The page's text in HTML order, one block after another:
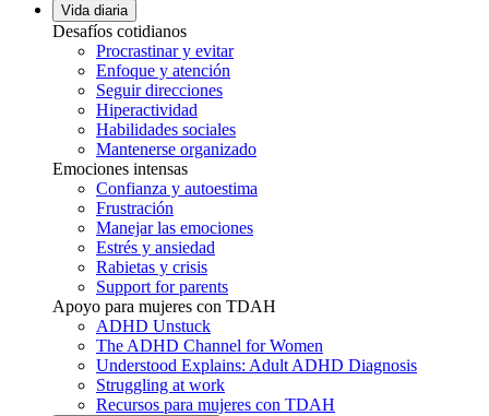
Vida diaria
Desafíos cotidianos
Procrastinar y evitar
Enfoque y atención
Seguir direcciones
Hiperactividad
Habilidades sociales
Mantenerse organizado
Emociones intensas
Confianza y autoestima
Frustración
Manejar las emociones
Estrés y ansiedad
Rabietas y crisis
Support for parents
Apoyo para mujeres con TDAH
ADHD Unstuck
The ADHD Channel for Women
Understood Explains: Adult ADHD Diagnosis
Struggling at work
Recursos para mujeres con TDAH